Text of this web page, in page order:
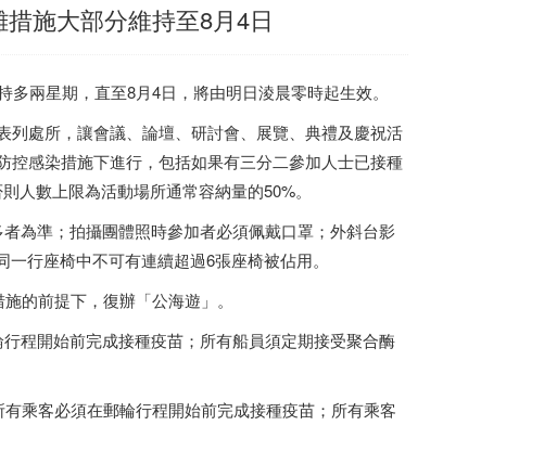
施大部分維持至8月4日
兩星期，直至8月4日，將由明日淩晨零時起生效。
處所，讓會議、論壇、研討會、展覽、典禮及慶祝活
感染措施下進行，包括如果有三分二參加人士已接種
人數上限為活動場所通常容納量的50%。
為準；拍攝團體照時參加者必須佩戴口罩；外斜台影
行座椅中不可有連續超過6張座椅被佔用。
的前提下，復辦「公海遊」。
程開始前完成接種疫苗；所有船員須定期接受聚合酶
乘客必須在郵輪行程開始前完成接種疫苗；所有乘客